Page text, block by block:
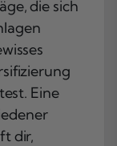
die sich
Eine
dir,